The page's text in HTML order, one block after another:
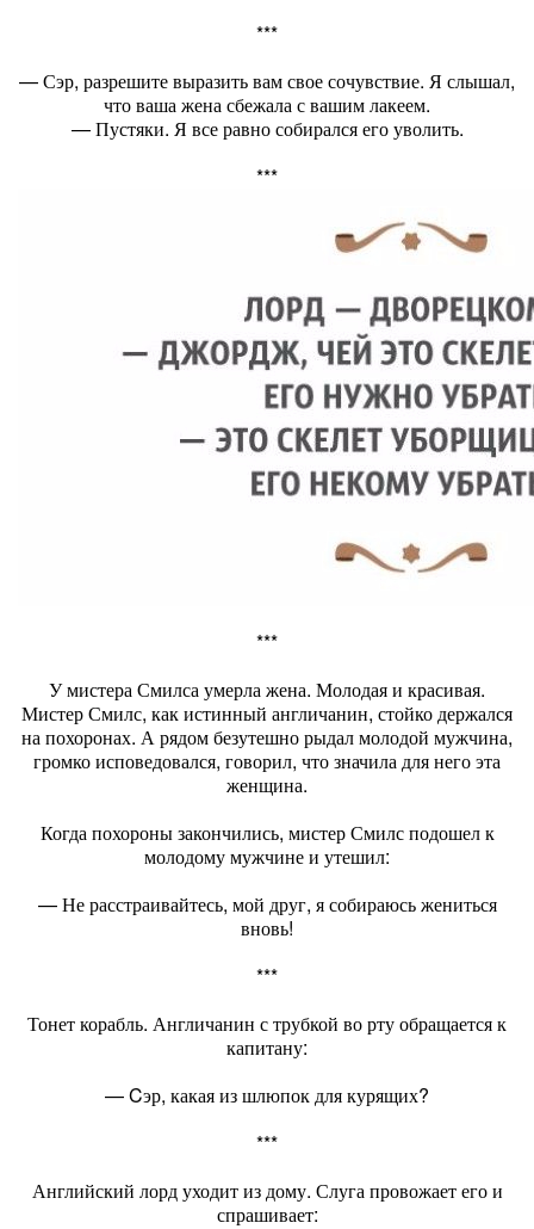
***
— Сэр, разрешите выразить вам свое сочувствие. Я слышал,
что ваша жена сбежала с вашим лакеем.
— Пустяки. Я все равно собирался его уволить.
***
***
У мистера Смилса умерла жена. Молодая и красивая.
Мистер Смилс, как истинный англичанин, стойко держался
на похоронах. А рядом безутешно рыдал молодой мужчина,
громко исповедовался, говорил, что значила для него эта
женщина.
Когда похороны закончились, мистер Смилс подошел к
молодому мужчине и утешил:
— Не расстраивайтесь, мой друг, я собираюсь жениться
вновь!
***
Тонет корабль. Англичанин с трубкой во рту обращается к
капитану:
— Cэр, какая из шлюпок для курящих?
***
Английский лорд уходит из дому. Слуга провожает его и
спрашивает: